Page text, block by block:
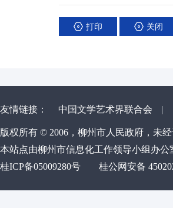
打印 关闭
友情链接： 中国文学艺术界联合会 |
版权所有 © 2006，柳州市人民政府，未
本站点由柳州市信息化工作领导小组办公
桂ICP备05009280号
桂公网安备